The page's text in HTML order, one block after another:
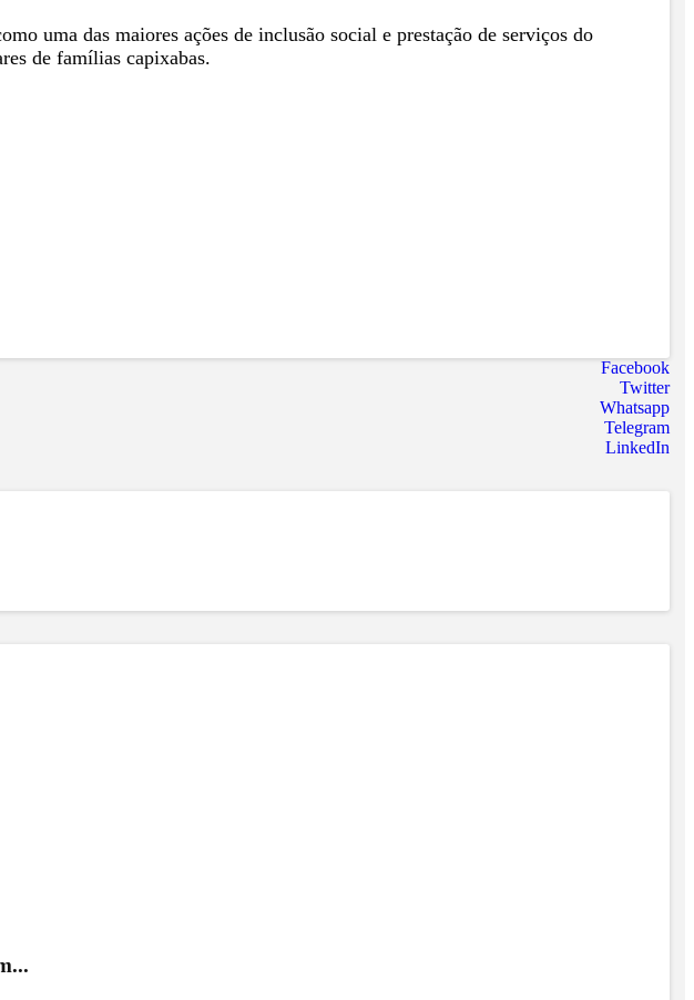
uma das maiores ações de inclusão social e prestação de serviços do
de famílias capixabas.
Facebook
Twitter
Whatsapp
Telegram
LinkedIn